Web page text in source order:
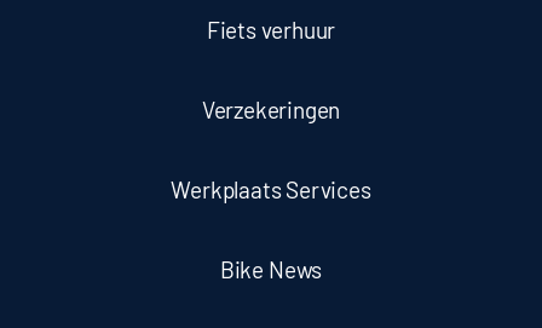
Fiets verhuur
Verzekeringen
Werkplaats Services
Bike News